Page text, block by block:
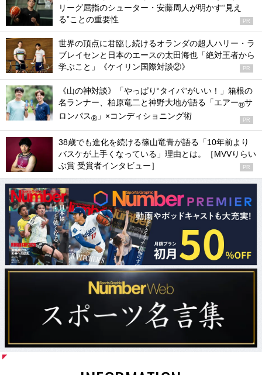
リーグ屈指のシューター・安藤周人が明かす“見え
る”ことの重要性
PR
世界の頂点に君臨し続けるオランダの超人ハリー・ラ
ブレイセンと日本のエースの太田海也「絶対王者から
学ぶこと」《ケイリン国際対談②》
PR
《山の神対談》「やっぱり“タイパ”がいい！」箱根の
名ランナー、柏原竜二と神野大地が語る「エアー®サ
ロンパス® 」×コンディショニング術 PR
38歳でも進化を続ける篠山竜青が語る「10年前より
バスケが上手くなっている」理由とは。［MVVりらい
ぶ賞 受賞者インタビュー］
PR